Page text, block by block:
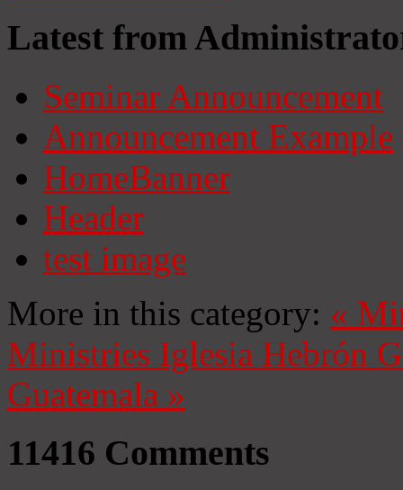
Latest from
Seminar Announcement
Announcement Example
HomeBanner
Header
test image
More in this category: «
Ministries Iglesia Hebrón
Guatemala »
11416 Comments